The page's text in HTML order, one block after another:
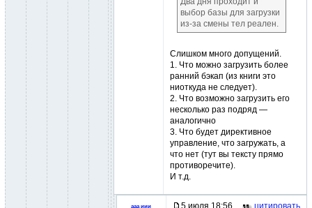
выбор базы для загрузки
из-за смены тел реален.
Слишком много допущений.
1. Что можно загрузить более
ранний бэкап (из книги это
ниоткуда не следует).
2. Что возможно загрузить его
несколько раз подряд —
аналогично
3. Что будет директивное
управление, что загружать, а
что нет (тут вы тексту прямо
противоречите).
И т.д.
ааа иии 5 июля 18:56 цитировать